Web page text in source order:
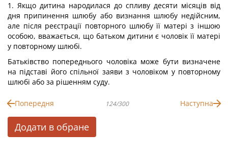
1. Якщо дитина народилася до спливу десяти місяців від
дня припинення шлюбу або визнання шлюбу недійсним,
але після реєстрації повторного шлюбу її матері з іншою
особою, вважається, що батьком дитини є чоловік її матері
у повторному шлюбі.
Батьківство попереднього чоловіка може бути визначене
на підставі його спільної заяви з чоловіком у повторному
шлюбі або за рішенням суду.
Попередня 124/300 Наступна
Додати в обране